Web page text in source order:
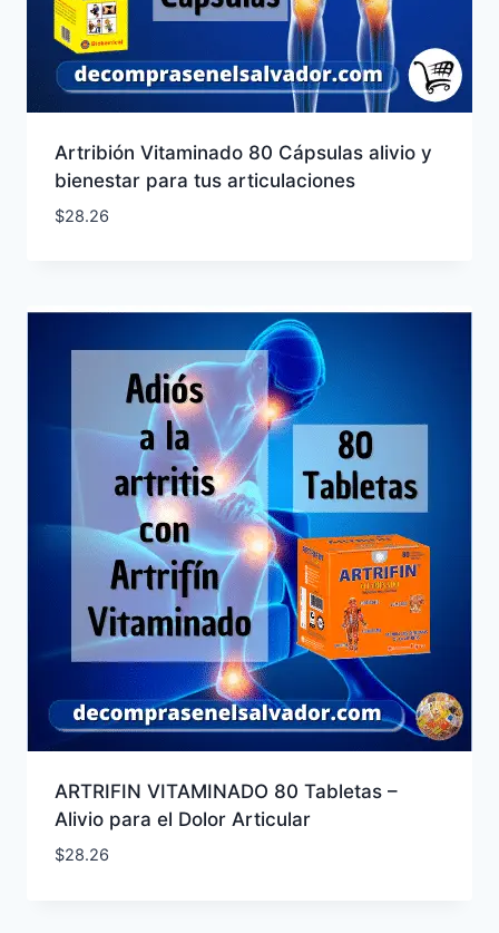
Artribión Vitaminado 80 Cápsulas alivio y
bienestar para tus articulaciones
$28.26
ARTRIFIN VITAMINADO 80 Tabletas –
Alivio para el Dolor Articular
$28.26